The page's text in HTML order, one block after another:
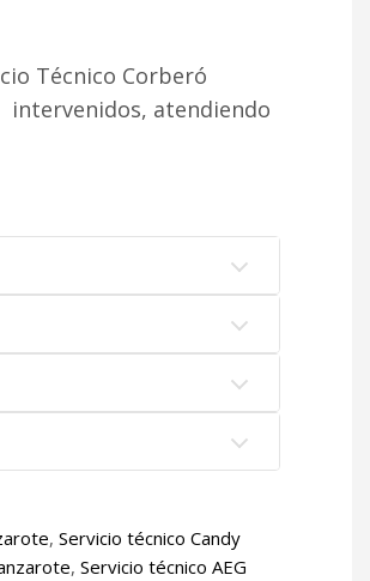
Técnico Corberó
intervenidos, atendiendo
, Servicio técnico Candy
, Servicio técnico AEG